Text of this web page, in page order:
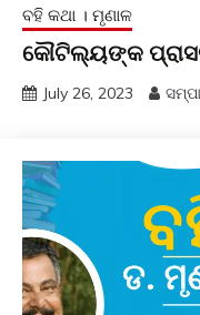
ବହି କଥା । ମୃଣାଳ
କୌଟିଲ୍ୟଙ୍କ
July 26, 2023